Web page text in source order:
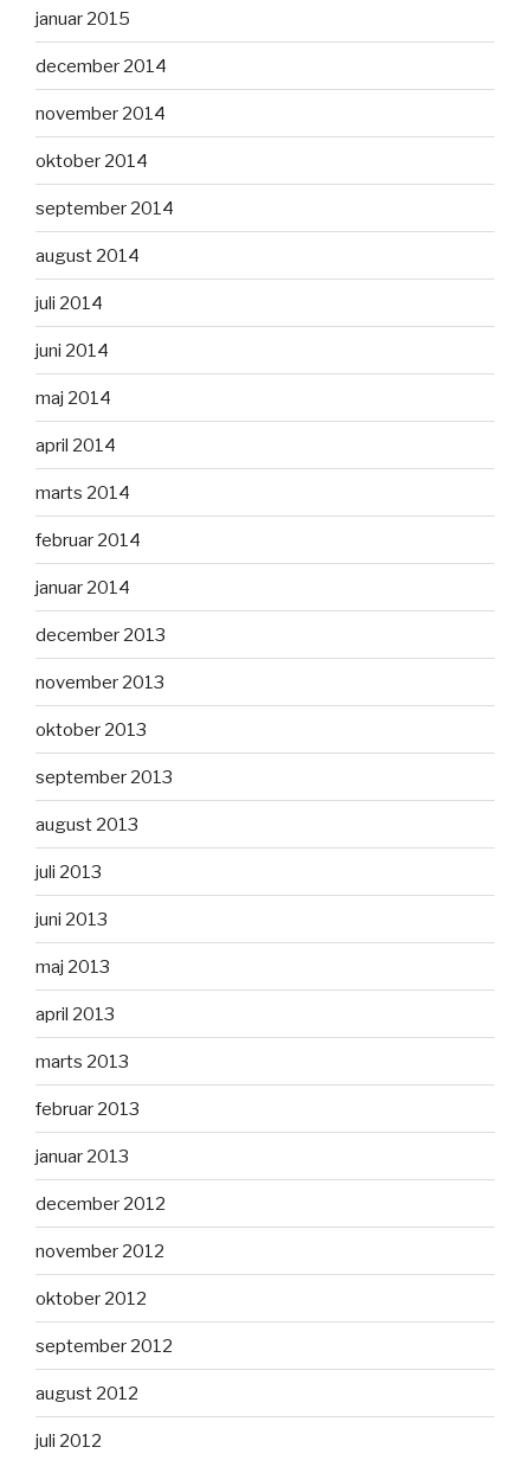
januar 2015
december 2014
november 2014
oktober 2014
september 2014
august 2014
juli 2014
juni 2014
maj 2014
april 2014
marts 2014
februar 2014
januar 2014
december 2013
november 2013
oktober 2013
september 2013
august 2013
juli 2013
juni 2013
maj 2013
april 2013
marts 2013
februar 2013
januar 2013
december 2012
november 2012
oktober 2012
september 2012
august 2012
juli 2012